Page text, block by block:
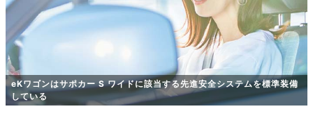
eKワゴンはサポカー S ワイドに該当する先進安全システムを標準装備
している